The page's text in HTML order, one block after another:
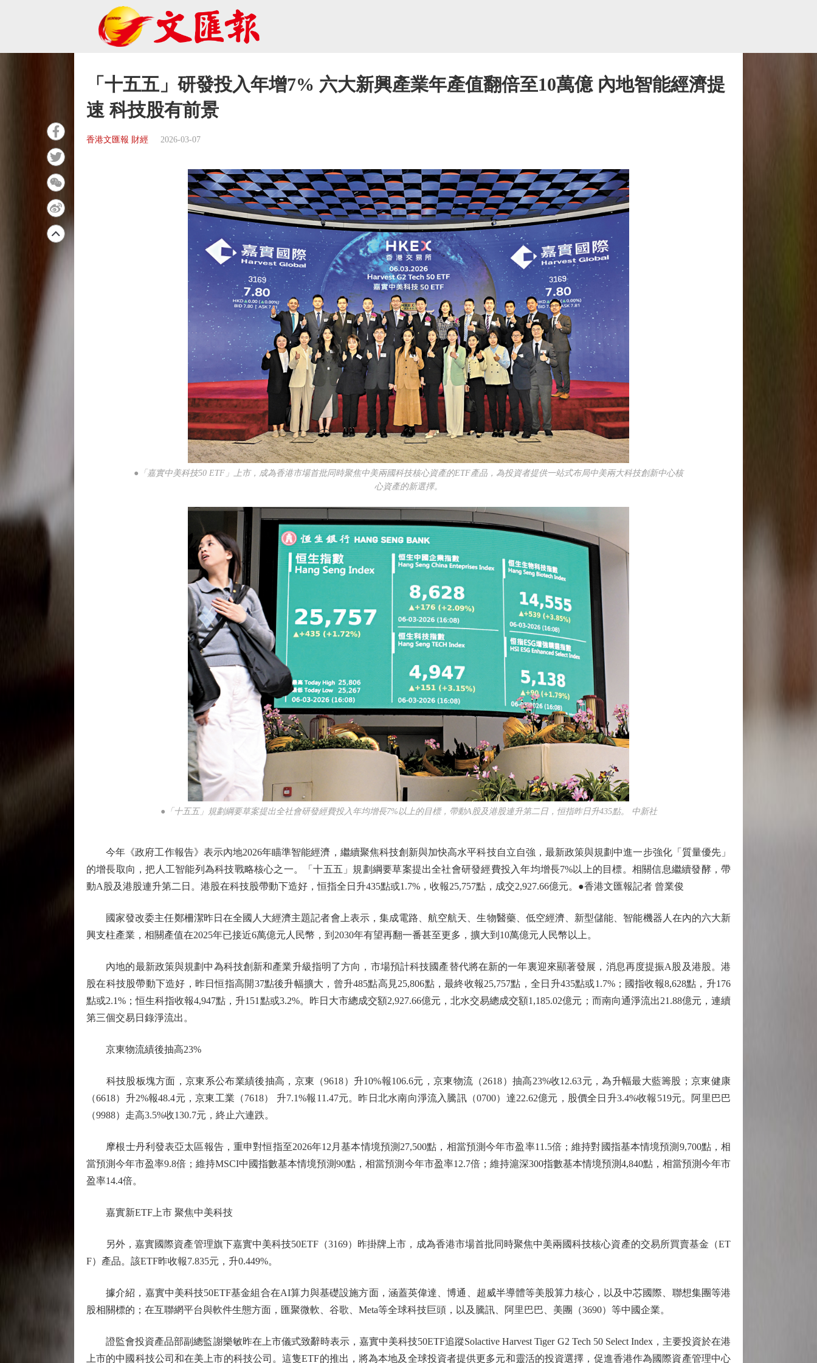
「十五五」研發投入年增7% 六大新興產業年產值翻倍至10萬億 內地智能經濟提
速 科技股有前景
香港文匯報 財經 2026-03-07
●「嘉實中美科技50 ETF」上市，成為香港市場首批同時聚焦中美兩國科技核心資產的ETF產品，為投資者提供一站式布局中美兩大科技創新中心核
心資產的新選擇。
●「十五五」規劃綱要草案提出全社會研發經費投入年均增長7%以上的目標，帶動A股及港股連升第二日，恒指昨日升435點。 中新社
今年《政府工作報告》表示內地2026年瞄準智能經濟，繼續聚焦科技創新與加快高水平科技自立自強，最新政策與規劃中進一步強化「質量優先」
的增長取向，把人工智能列為科技戰略核心之一。「十五五」規劃綱要草案提出全社會研發經費投入年均增長7%以上的目標。相關信息繼續發酵，帶
動A股及港股連升第二日。港股在科技股帶動下造好，恒指全日升435點或1.7%，收報25,757點，成交2,927.66億元。●香港文匯報記者 曾業俊
國家發改委主任鄭柵潔昨日在全國人大經濟主題記者會上表示，集成電路、航空航天、生物醫藥、低空經濟、新型儲能、智能機器人在內的六大新
興支柱產業，相關產值在2025年已接近6萬億元人民幣，到2030年有望再翻一番甚至更多，擴大到10萬億元人民幣以上。
內地的最新政策與規劃中為科技創新和產業升級指明了方向，市場預計科技國產替代將在新的一年裏迎來顯著發展，消息再度提振A股及港股。港
股在科技股帶動下造好，昨日恒指高開37點後升幅擴大，曾升485點高見25,806點，最終收報25,757點，全日升435點或1.7%；國指收報8,628點，升176
點或2.1%；恒生科指收報4,947點，升151點或3.2%。昨日大市總成交額2,927.66億元，北水交易總成交額1,185.02億元；而南向通淨流出21.88億元，連續
第三個交易日錄淨流出。
京東物流績後抽高23%
科技股板塊方面，京東系公布業績後抽高，京東（9618）升10%報106.6元，京東物流（2618）抽高23%收12.63元，為升幅最大藍籌股；京東健康
（6618）升2%報48.4元，京東工業（7618） 升7.1%報11.47元。昨日北水南向淨流入騰訊（0700）達22.62億元，股價全日升3.4%收報519元。阿里巴巴
（9988）走高3.5%收130.7元，終止六連跌。
摩根士丹利發表亞太區報告，重申對恒指至2026年12月基本情境預測27,500點，相當預測今年市盈率11.5倍；維持對國指基本情境預測9,700點，相
當預測今年市盈率9.8倍；維持MSCI中國指數基本情境預測90點，相當預測今年市盈率12.7倍；維持滬深300指數基本情境預測4,840點，相當預測今年市
盈率14.4倍。
嘉實新ETF上市 聚焦中美科技
另外，嘉實國際資產管理旗下嘉實中美科技50ETF（3169）昨掛牌上市，成為香港市場首批同時聚焦中美兩國科技核心資產的交易所買賣基金（ET
F）產品。該ETF昨收報7.835元，升0.449%。
據介紹，嘉實中美科技50ETF基金組合在AI算力與基礎設施方面，涵蓋英偉達、博通、超威半導體等美股算力核心，以及中芯國際、聯想集團等港
股相關標的；在互聯網平台與軟件生態方面，匯聚微軟、谷歌、Meta等全球科技巨頭，以及騰訊、阿里巴巴、美團（3690）等中國企業。
證監會投資產品部副總監謝樂敏昨在上市儀式致辭時表示，嘉實中美科技50ETF追蹤Solactive Harvest Tiger G2 Tech 50 Select Index，主要投資於在港
上市的中國科技公司和在美上市的科技公司。這隻ETF的推出，將為本地及全球投資者提供更多元和靈活的投資選擇，促進香港作為國際資產管理中心